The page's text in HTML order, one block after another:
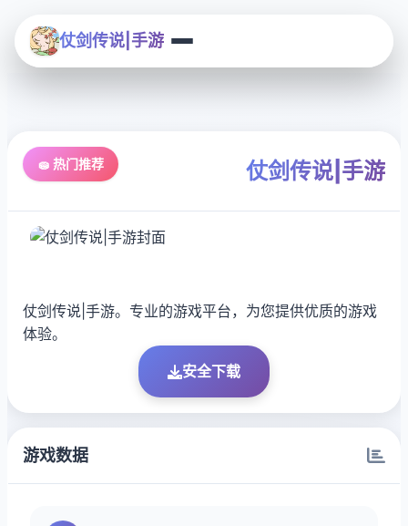
仗剑传说|手游
🧽 热门推荐 仗剑传说|手游
仗剑传说|手游。专业的游戏平台，为您提供优质的游戏
体验。
安全下载
游戏数据